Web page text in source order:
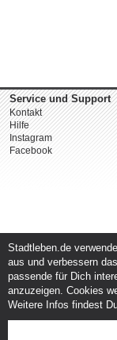
Service und Support
Kontakt
Hilfe
Instagram
Facebook
Stadtleben.de
aus und verbessern
passende für Dich
anzuzeigen. Cookies
Weitere Infos findest